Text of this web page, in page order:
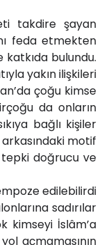
takdire şayan
feda etmekten
bulundu.
yakın ilişkileri
çoğu kimse
da onların
bağlı kişiler
motif
tepki doğrucu ve
edilebilirdi
sadırılar
kimseyi İslâm’a
açmamasının